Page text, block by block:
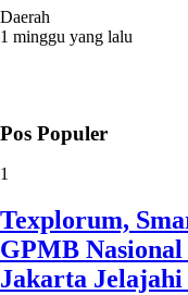
Daerah
1 minggu yang lalu
Pos Populer
1
Texplorum,
GPMB
Jakarta